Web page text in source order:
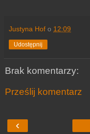
Justyna Hof o 12:09
Udostępnij
Brak komentarzy:
Prześlij komentarz
‹